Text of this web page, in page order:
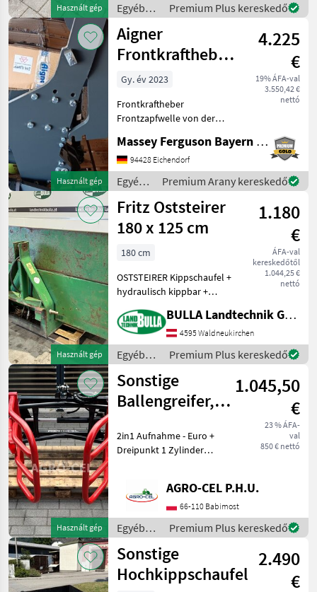
Használt gép
Egyéb
traktor
tartozékok
/ Cashels
Premium Plus kereskedő
Használt gép
Aigner
Frontkraftheber
+ Frontzapfwelle
4.225
€
19% ÁFA-val
3.550,42 €
nettó
Gy. év 2023
Frontkraftheber
Frontzapfwelle von der
Massey Ferguson 4700 Serie
(Evtl. passt es auch Auf
Valtra A Serie mit 3
Zylinder) Kat. 2 Fanghacken
Massey Ferguson Bayern Ost
94428 Eichendorf
Egyéb
traktor
tartozékok
/
Aigner
Premium Arany kereskedő
Használt gép
Fritz Oststeirer
180 x 125 cm
1.180
€
ÁFA-val
kereskedőtől
1.044,25 €
nettó
180 cm
OSTSTEIRER Kippschaufel +
hydraulisch kippbar +
cm + Heckbordwand - bzw.
vorne als Aufsatzwand
verwendbar + 3 Punkt und
Ackerschienena
BULLA Landtechnik GmbH
4595 Waldneukirchen
Egyéb
traktor
tartozékok
/ Fritz
Oststeirer
Premium Plus kereskedő
Használt gép
Sonstige
Ballengreifer,
Euro + Dreipunkt
1.045,50
€
23 % ÁFA-
val
850 € nettó
2in1 Aufnahme - Euro +
Dreipunkt 1 Zylinder
Konstruktion Preis: 850 EUR
Die Lieferkosten sind von
PLZ abhängig, bi
AGRO-CEL P.H.U.
66-110 Babimost
Egyéb
traktor
tartozékok
/
Sonstige
Premium Plus kereskedő
Sonstige
Hochkippschaufel
2.490
€